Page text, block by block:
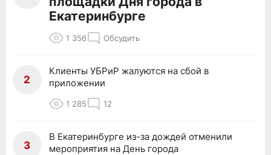
Екатеринбурге
1 356 Обсудить
2
Клиенты УБРиР жалуются на сбой в
приложении
1 285 12
3
В Екатеринбурге из-за дождей отменили
мероприятия на День города